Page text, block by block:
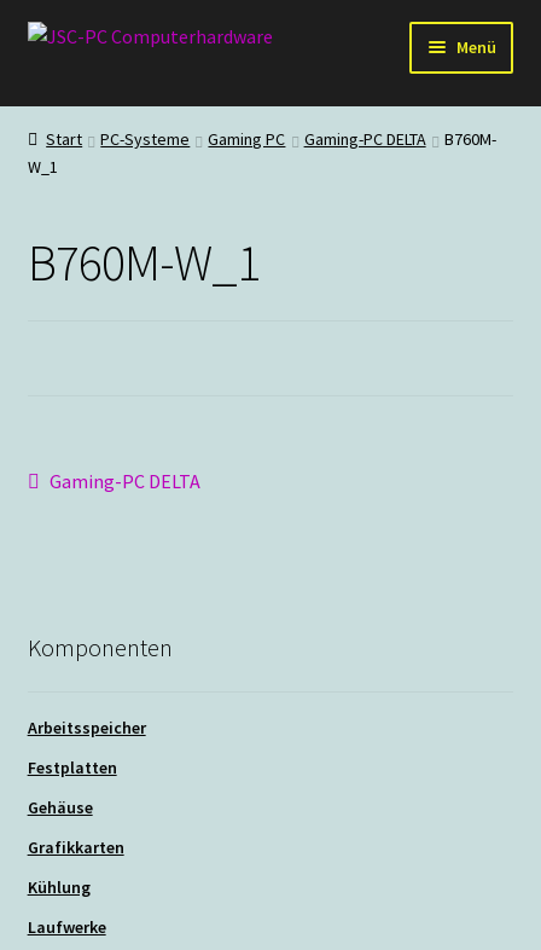
Zur
Zum
Menü
Hardware
PC-Systeme
Start PC-Systeme Gaming PC Gaming-PC DELTA
B760M-
W_1
B760M-W_1
Beitragsnavigation
Vorheriger
Gaming-PC DELTA
Komponenten
Arbeitsspeicher
Festplatten
Gehäuse
Grafikkarten
Kühlung
Laufwerke